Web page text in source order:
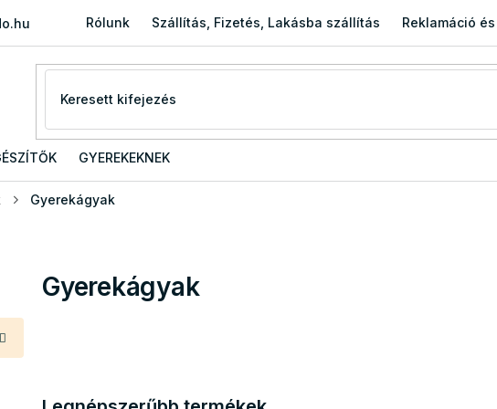
Rólunk Szállítás, Fizetés, Lakásba szállítás Reklamáció
GYEREKEKNEK
Gyerekágyak
Gyerekágyak